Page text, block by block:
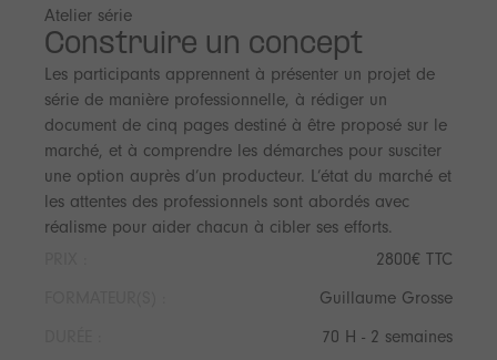
Atelier série
Construire un concept
Les participants apprennent à présenter un projet de
série de manière professionnelle, à rédiger un
document de cinq pages destiné à être proposé sur le
marché, et à comprendre les démarches pour susciter
une option auprès d’un producteur. L’état du marché et
les attentes des professionnels sont abordés avec
réalisme pour aider chacun à cibler ses efforts.
2800€ TTC
Guillaume Grosse
70 H - 2 semaines